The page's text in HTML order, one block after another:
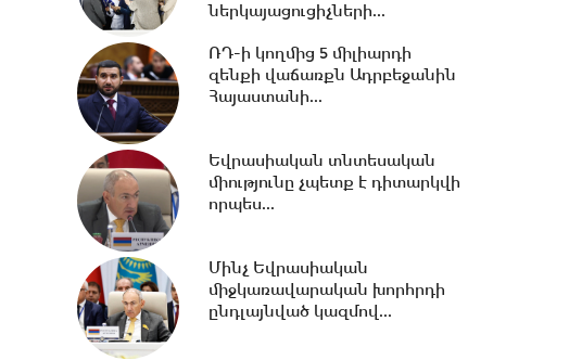
21:42 - ԱԺ-ում քննարկվեց
Արամ Վարդևանյանի
թեկնածությունը
փոխնախագահի...
21:33 -Բաքվի դատարանը
մերժել է Արցախի
ղեկավարների բողոքը․06․08․
20:40 -Ուժեղ Հայաստան vs
ՔՊ․ կուլտուր-մուլտուրը
վերջացա՞վ
ներկայացուցիչների...
ՌԴ-ի կողմից 5 միլիարդի
զենքի վաճառքն Ադրբեջանին
Հայաստանի...
Եվրասիական տնտեսական
միությունը չպետք է դիտարկվի
որպես...
Մինչ Եվրասիական
միջկառավարական խորհրդի
ընդլայնված կազմով...